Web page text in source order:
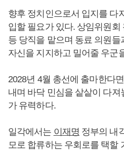
향후 정치인으로서 입지를 다
입할 필요가 있다. 상임위원회
등 당직을 맡으며 동료 의원
자신을 지지하고 밀어줄 우군
2028년 4월 총선에 출마한다
내며 바닥 민심을 샅샅이 다
가 유력하다.
일각에서는 이재명 정부의 내
모로 합류하는 우회로를 택할